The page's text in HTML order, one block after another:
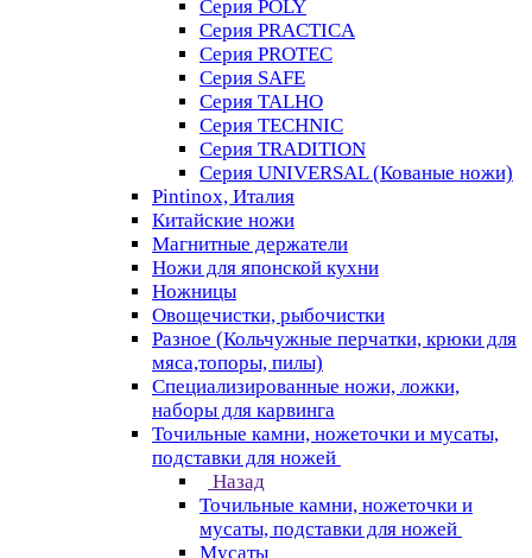
Серия POLY
Серия PRACTICA
Серия PROTEC
Серия SAFE
Серия TALHO
Серия TECHNIC
Серия TRADITION
Серия UNIVERSAL (Кованые ножи)
Pintinox, Италия
Китайские ножи
Магнитные держатели
Ножи для японской кухни
Ножницы
Овощечистки, рыбочистки
Разное (Кольчужные перчатки, крюки для
мяса,топоры, пилы)
Специализированные ножи, ложки,
наборы для карвинга
Точильные камни, ножеточки и мусаты,
подставки для ножей
Назад
Точильные камни, ножеточки и
мусаты, подставки для ножей
Мусаты